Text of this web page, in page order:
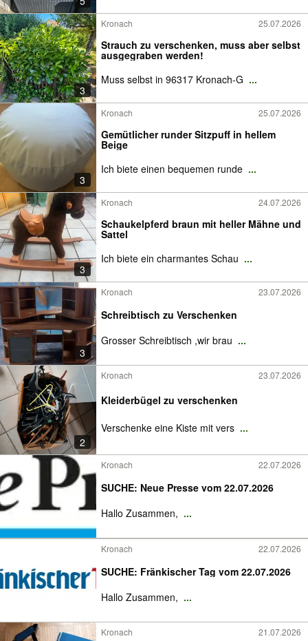
3
Kronach 25.07.2026
Strauch zu verschenken, muss aber selbst
ausgegraben werden!
Muss selbst in 96317 Kronach-G ...
3
Kronach 25.07.2026
Gemütlicher runder Sitzpuff in hellem
Beige
Ich biete einen bequemen runde ...
3
Kronach 24.07.2026
Schaukelpferd braun mit heller Mähne und
Sattel
Ich biete ein charmantes Schau ...
3
Kronach 23.07.2026
Schreibtisch zu Verschenken
Grosser Schreibtisch ,wir brau ...
2
Kronach 23.07.2026
Kleiderbügel zu verschenken
Verschenke eine Kiste mit vers ...
Kronach 22.07.2026
SUCHE: Neue Presse vom 22.07.2026
Hallo Zusammen, ...
Kronach 22.07.2026
SUCHE: Fränkischer Tag vom 22.07.2026
Hallo Zusammen, ...
Kronach 21.07.2026